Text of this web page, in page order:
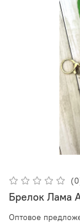
Оптовое